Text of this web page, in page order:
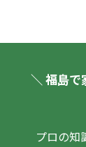
＼ 福島で
プロの知